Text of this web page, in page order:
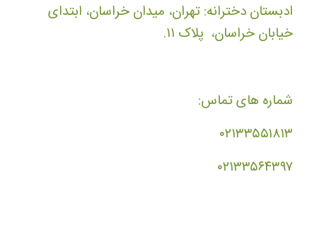
ادبستان دخترانه: تهران، میدان خراسان، ابتدای
خیابان خراسان، پلاک ۱۱.
شماره های تماس:
۰۲۱۳۳۵۵۱۸۱۳
۰۲۱۳۳۵۶۴۳۹۷